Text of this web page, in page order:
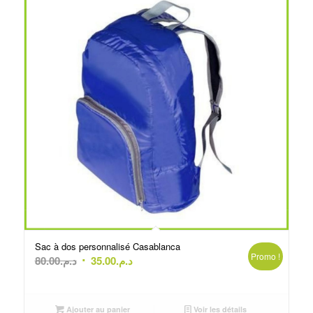
Sac à dos personnalisé Casablanca
د.م.80.00
Le
د.م.35.00
Le
Promo !
Ajouter au panier Voir les détails